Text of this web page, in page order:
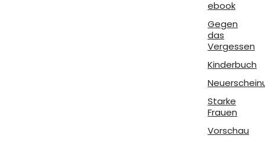
ebook
Gegen
das
Vergessen
Kinderbuch
Starke
Frauen
Vorschau